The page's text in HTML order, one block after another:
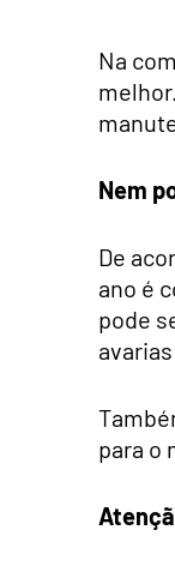
Na
Nem
De
ano é
pode
para o